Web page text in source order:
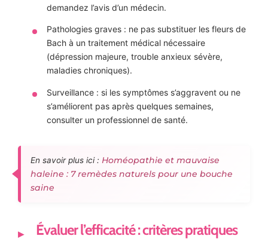
demandez l’avis d’un médecin.
Pathologies graves : ne pas substituer les fleurs de
Bach à un traitement médical nécessaire
(dépression majeure, trouble anxieux sévère,
maladies chroniques).
Surveillance : si les symptômes s’aggravent ou ne
s’améliorent pas après quelques semaines,
consulter un professionnel de santé.
En savoir plus ici : Homéopathie et mauvaise
haleine : 7 remèdes naturels pour une bouche
saine
Évaluer l’efficacité : critères pratiques